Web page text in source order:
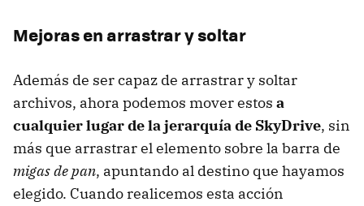
Mejoras en arrastrar y soltar
Además de ser capaz de arrastrar y soltar
archivos, ahora podemos mover estos a
cualquier lugar de la jerarquía de SkyDrive, sin
más que arrastrar el elemento sobre la barra de
migas de pan, apuntando al destino que hayamos
elegido. Cuando realicemos esta acción